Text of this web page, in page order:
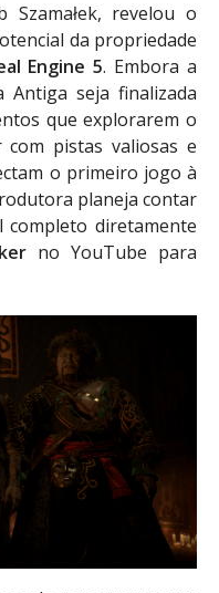
revelou o
da propriedade
Engine 5. Embora a
Antiga seja finalizada
que explorarem o
pistas valiosas e
o primeiro jogo à
planeja contar
diretamente
no YouTube para